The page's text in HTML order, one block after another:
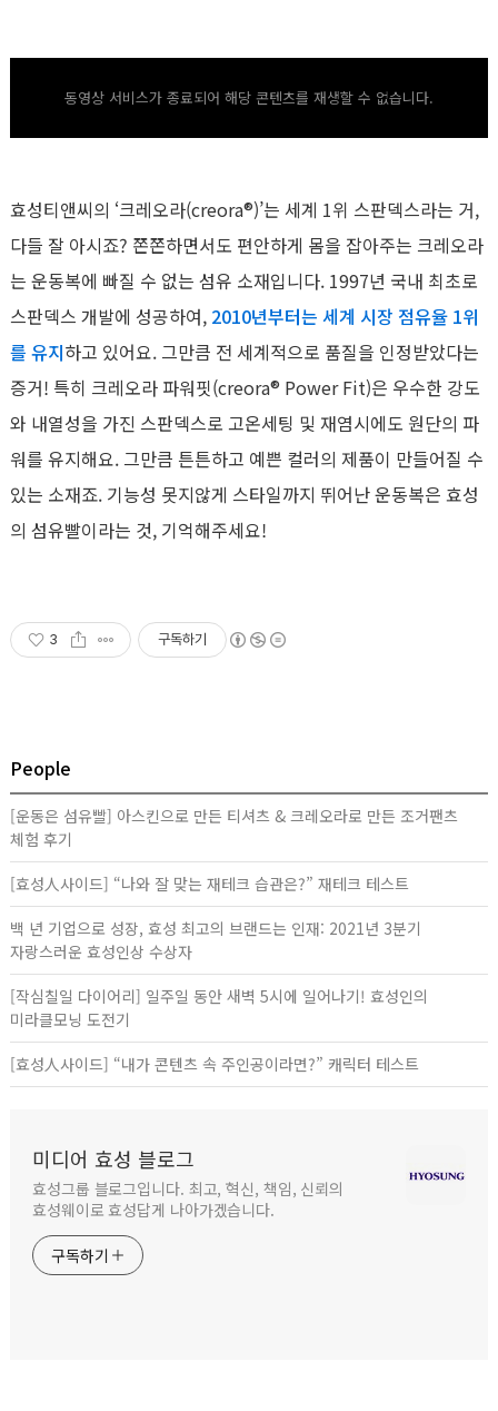
동영상 서비스가 종료되어 해당 콘텐츠를 재생할 수 없습니다.
효성티앤씨의 ‘크레오라(creora®)’는 세계 1위 스판덱스라는 거,
다들 잘 아시죠? 쫀쫀하면서도 편안하게 몸을 잡아주는 크레오라
는 운동복에 빠질 수 없는 섬유 소재입니다. 1997년 국내 최초로
스판덱스 개발에 성공하여, 2010년부터는 세계 시장 점유율 1위
를 유지하고 있어요. 그만큼 전 세계적으로 품질을 인정받았다는
증거! 특히 크레오라 파워핏(creora® Power Fit)은 우수한 강도
와 내열성을 가진 스판덱스로 고온세팅 및 재염시에도 원단의 파
워를 유지해요. 그만큼 튼튼하고 예쁜 컬러의 제품이 만들어질 수
있는 소재죠. 기능성 못지않게 스타일까지 뛰어난 운동복은 효성
의 섬유빨이라는 것, 기억해주세요!
3 구독하기
People
[운동은 섬유빨] 아스킨으로 만든 티셔츠 & 크레오라로 만든 조거팬츠
체험 후기
[효성人사이드] “나와 잘 맞는 재테크 습관은?” 재테크 테스트
백 년 기업으로 성장, 효성 최고의 브랜드는 인재: 2021년 3분기
자랑스러운 효성인상 수상자
[작심칠일 다이어리] 일주일 동안 새벽 5시에 일어나기! 효성인의
미라클모닝 도전기
[효성人사이드] “내가 콘텐츠 속 주인공이라면?” 캐릭터 테스트
미디어 효성 블로그
효성그룹 블로그입니다. 최고, 혁신, 책임, 신뢰의
효성웨이로 효성답게 나아가겠습니다.
구독하기